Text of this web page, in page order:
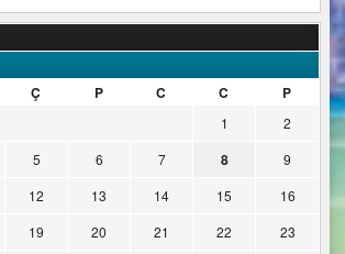
Ç P C C P
1
2
5 6 7 8
9
12 13 14 15
16
19 20 21 22
23